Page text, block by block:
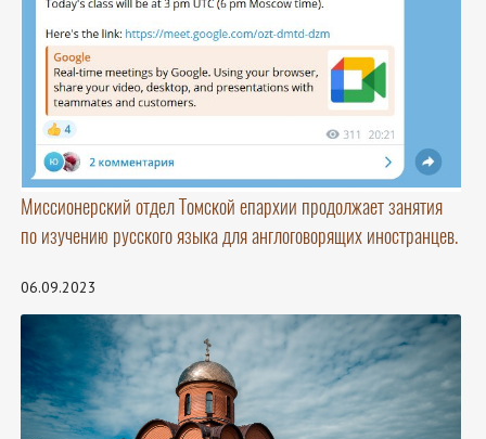
Миссионерский отдел Томской епархии продолжает занятия
по изучению русского языка для англоговорящих иностранцев.
06.09.2023